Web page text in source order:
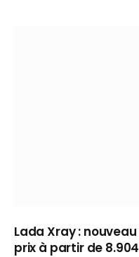
Lada Xray :
prix à partir de